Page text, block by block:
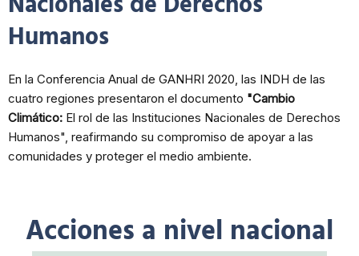
Humanos
En la Conferencia Anual de GANHRI 2020, las INDH de las
cuatro regiones presentaron el documento "Cambio
Climático: El rol de las Instituciones Nacionales de Derechos
Humanos", reafirmando su compromiso de apoyar a las
comunidades y proteger el medio ambiente.
Acciones a nivel nacional